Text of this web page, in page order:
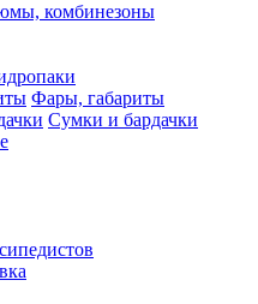
комбинезоны
Фары, габариты
Сумки и бардачки